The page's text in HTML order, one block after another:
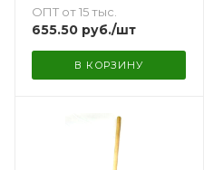
ОПТ от 15 тыс.
655.50 руб./шт
В КОРЗИНУ